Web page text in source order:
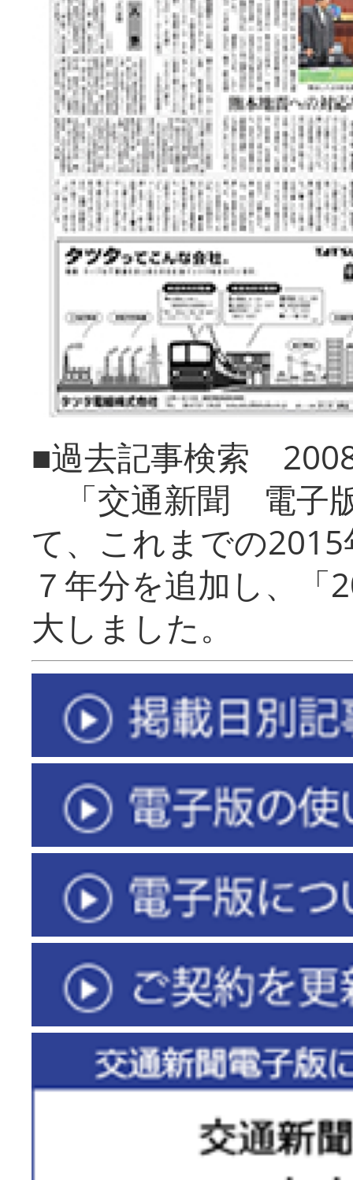
■過去記事検索
「交通新聞 電子
て、これまでの
７年分を追加し、「
大しまし